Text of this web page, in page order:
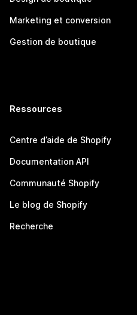
Marketing et conversion
Gestion de boutique
Ressources
Centre d’aide de Shopify
Documentation API
Communauté Shopify
Le blog de Shopify
Recherche